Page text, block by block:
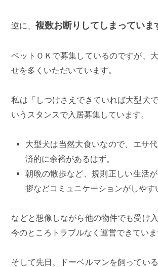
逆に、複数お断りしてしまっていま
ペットＯＫで募集しているのですが、
せを多くいただいています。
私は「しつけさえできていれば大型犬
いうスタンスで入居募集しています。
大型犬は当然大食いなので、エサ
済的に余裕があるはず。
朝晩の散歩など、規則正しい生活
拶などコミュニケーションがしやす
などと想像しながら他の物件でも受け入
今のところトラブルなく運営できていま
そして先日、ドーベルマンを飼ってい